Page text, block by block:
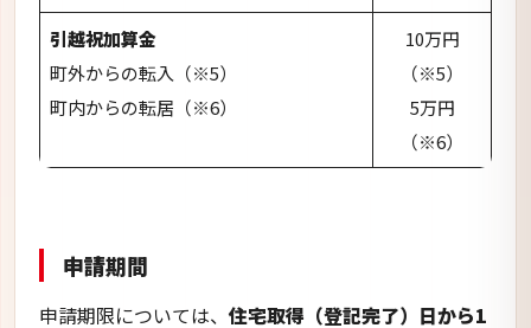
申請期限については、住宅取得（登記完了）日から1
年以内となっています。
ただし、世帯責任者の年齢が住宅取得（登記完了）
日時点で65歳未満であることについても留意しなけ
地球にやさしい環境・エ